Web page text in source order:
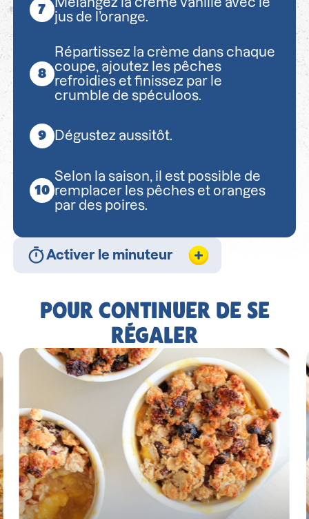
jus de l’orange.
Répartissez la crème dans chaque
coupe, ajoutez les pêches
refroidies et finissez par le
crumble de spéculoos.
Dégustez aussitôt.
Selon la saison, il est possible de
remplacer les pêches et oranges
par des poires.
Activer le minuteur
POUR CONTINUER DE SE
RÉGALER